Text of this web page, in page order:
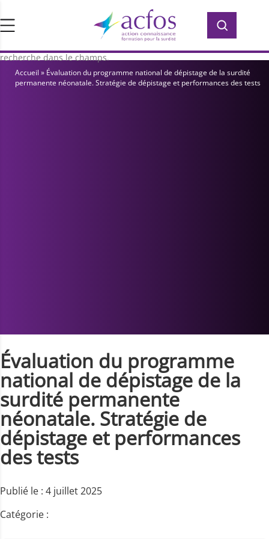
Rechercher :
d’ACFOS, qui contient plus de 400 PDF en
accès libre pour vous former ou vous
informer sur la surdité. Saisissez votre
recherche dans le champs.
Rechercher :
Accueil » Évaluation du programme national de dépistage de la surdité
permanente néonatale. Stratégie de dépistage et performances des tests
Évaluation du programme
national de dépistage de la
surdité permanente
néonatale. Stratégie de
dépistage et performances
des tests
Publié le : 4 juillet 2025
Catégorie :